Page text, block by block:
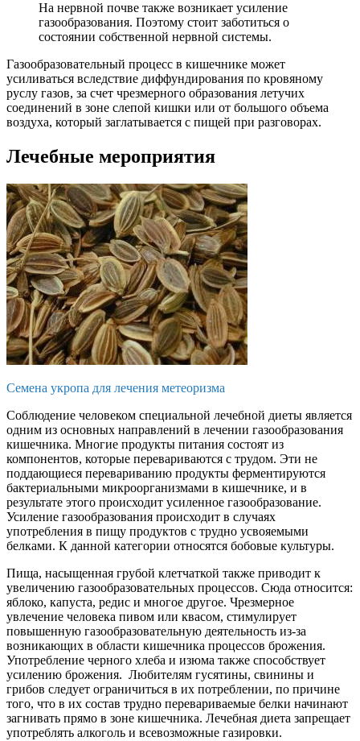
На нервной почве также возникает усиление
газообразования. Поэтому стоит заботиться о
состоянии собственной нервной системы.
Газообразовательный процесс в кишечнике может
усиливаться вследствие диффундирования по кровяному
руслу газов, за счет чрезмерного образования летучих
соединений в зоне слепой кишки или от большого объема
воздуха, который заглатывается с пищей при разговорах.
Лечебные мероприятия
Семена укропа для лечения метеоризма
Соблюдение человеком специальной лечебной диеты является
одним из основных направлений в лечении газообразования
кишечника. Многие продукты питания состоят из
компонентов, которые перевариваются с трудом. Эти не
поддающиеся перевариванию продукты ферментируются
бактериальными микроорганизмами в кишечнике, и в
результате этого происходит усиленное газообразование.
Усиление газообразования происходит в случаях
употребления в пищу продуктов с трудно усвояемыми
белками. К данной категории относятся бобовые культуры.
Пища, насыщенная грубой клетчаткой также приводит к
увеличению газообразовательных процессов. Сюда относится:
яблоко, капуста, редис и многое другое. Чрезмерное
увлечение человека пивом или квасом, стимулирует
повышенную газообразовательную деятельность из-за
возникающих в области кишечника процессов брожения.
Употребление черного хлеба и изюма также способствует
усилению брожения. Любителям гусятины, свинины и
грибов следует ограничиться в их потреблении, по причине
того, что в их состав трудно перевариваемые белки начинают
загнивать прямо в зоне кишечника. Лечебная диета запрещает
употреблять алкоголь и всевозможные газировки.